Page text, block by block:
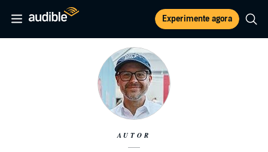
Experimente agora
AUTOR